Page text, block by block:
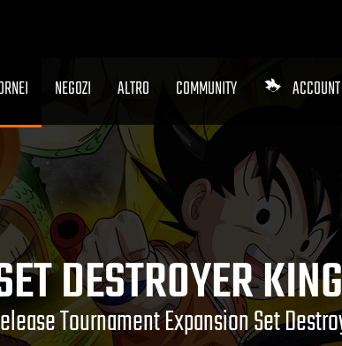
NEGOZI ALTRO COMMUNITY ACCOUNT
DESTROYER
Tournament Expansion Set